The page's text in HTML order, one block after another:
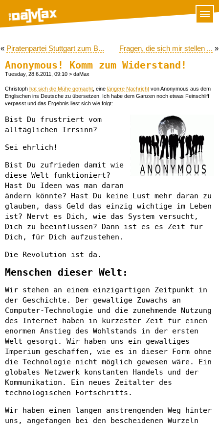
« Piratenpartei Stuttgart zum B... Fragen, die sich mir stellen ... »
Anonymous! Komm zum Widerstand!
Tuesday, 28.6.2011, 09:10 > daMax
Christoph hat sich die Mühe gemacht , eine längere Nachricht von Anonymous aus dem
Englischen ins Deutsche zu übersetzen. Ich habe dem Ganzen noch etwas Feinschliff
verpasst und das Ergebnis liest sich wie folgt:
Bist Du frustriert vom
alltäglichen Irrsinn?
Sei ehrlich!
Bist Du zufrieden damit wie
diese Welt funktioniert?
Hast Du Ideen was man daran
ändern könnte? Hast Du keine Lust mehr daran zu
glauben, dass Geld das einzig wichtige im Leben
ist? Nervt es Dich, wie das System versucht,
Dich zu beeinflussen? Dann ist es es Zeit für
Dich, für Dich aufzustehen.
Die Revolution ist da.
Menschen dieser Welt:
Wir stehen an einem einzigartigen Zeitpunkt in
der Geschichte. Der gewaltige Zuwachs an
Computer-Technologie und die zunehmende Nutzung
des Internet haben in kürzester Zeit für einen
enormen Anstieg des Wohlstands in der ersten
Welt gesorgt. Wir haben uns ein gewaltiges
Imperium geschaffen, wie es in dieser Form ohne
die Technologie nicht möglich gewesen wäre. Ein
globales Netzwerk konstanten Handels und der
Kommunikation. Ein neues Zeitalter des
technologischen Fortschritts.
Wir haben einen langen anstrengenden Weg hinter
uns, angefangen bei den bescheidenen Wurzeln